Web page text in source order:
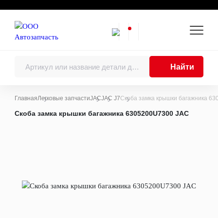
Найти
Каталоги
подшипники коленчатого вала
ГлавнаяЛегковые запчастиJACJAC J7Скоба замка крышки багажника
Скоба замка крышки багажника 6305200U7300 JAC